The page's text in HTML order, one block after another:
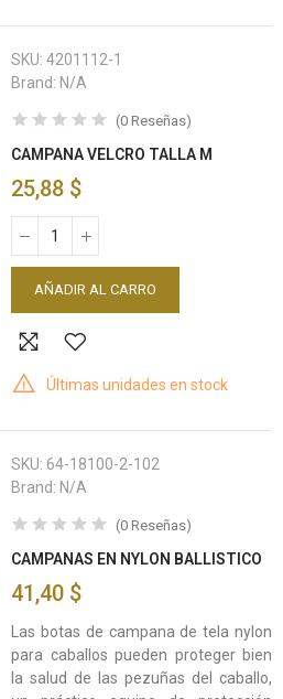
SKU:4201112-1
Brand: N/A
(0 Reseñas)
CAMPANA VELCRO TALLA M
25,88 $
AÑADIR AL CARRO
Últimas unidades en stock
SKU: 64-18100-2-102
Brand: N/A
(0 Reseñas)
CAMPANAS EN NYLON BALLISTICO
41,40 $
Las botas de campana de tela nylon
para caballos pueden proteger bien
la salud de las pezuñas del caballo,